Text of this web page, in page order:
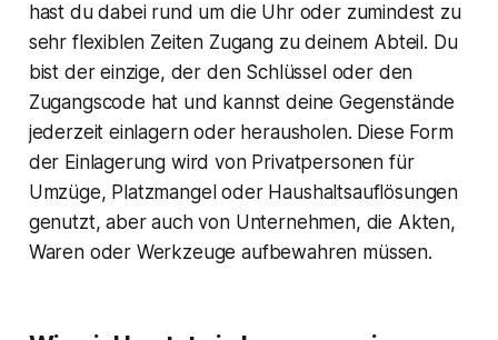
hast du dabei rund um die Uhr oder zumindest zu
sehr flexiblen Zeiten Zugang zu deinem Abteil. Du
bist der einzige, der den Schlüssel oder den
Zugangscode hat und kannst deine Gegenstände
jederzeit einlagern oder herausholen. Diese Form
der Einlagerung wird von Privatpersonen für
Umzüge, Platzmangel oder Haushaltsauflösungen
genutzt, aber auch von Unternehmen, die Akten,
Waren oder Werkzeuge aufbewahren müssen.